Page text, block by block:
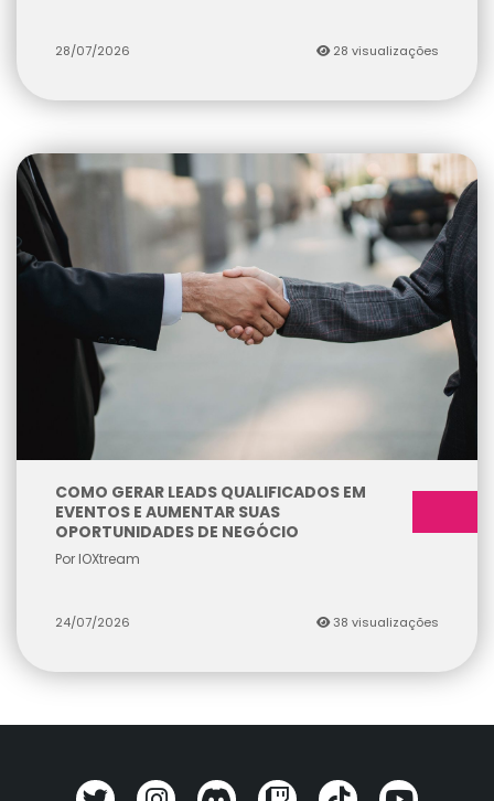
28/07/2026 28 visualizações
COMO GERAR LEADS QUALIFICADOS EM
EVENTOS E AUMENTAR SUAS
OPORTUNIDADES DE NEGÓCIO
Por IOXtream
24/07/2026 38 visualizações